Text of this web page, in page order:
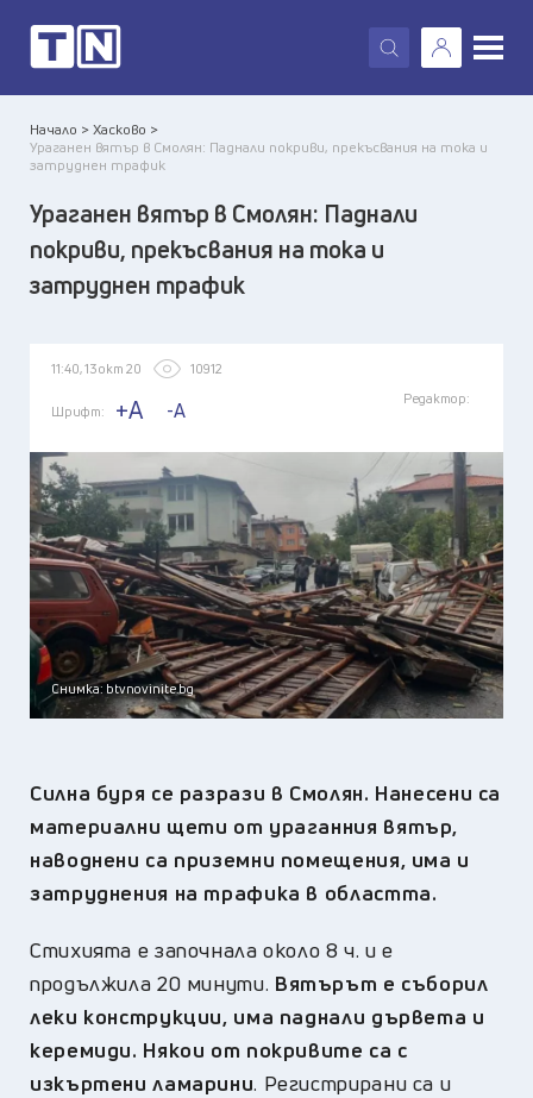
X
Начало >Хасково >
Ураганен вятър в Смолян: Паднали покриви, прекъсвания на тока и
затруднен трафик
Ураганен вятър в Смолян: Паднали
покриви, прекъсвания на тока и
затруднен трафик
11:40, 13 окт 20 10912
Шрифт: +A -A Редактор:
Снимка: btvnovinite.bg
Силна буря се разрази в Смолян. Нанесени са
материални щети от ураганния вятър,
наводнени са приземни помещения, има и
затруднения на трафика в областта.
Стихията е започнала около 8 ч. и е
продължила 20 минути. Вятърът е съборил
леки конструкции, има паднали дървета и
керемиди. Някои от покривите са с
изкъртени ламарини. Регистрирани са и